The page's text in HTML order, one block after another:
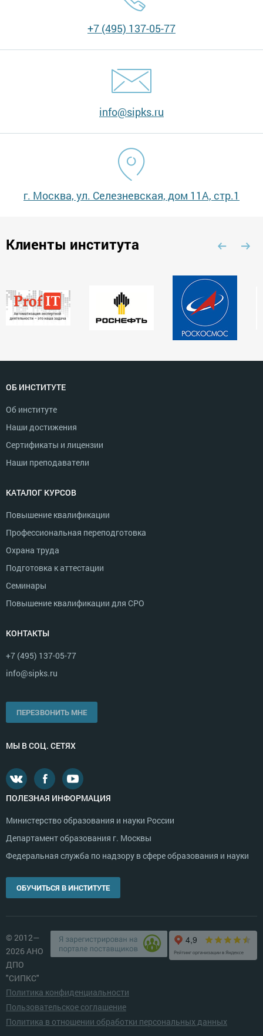
+7 (495) 137-05-77
info@sipks.ru
г. Москва, ул. Селезневская, дом 11А, стр.1
Клиенты института
ОБ ИНСТИТУТЕ
Об институте
Наши достижения
Сертификаты и лицензии
Наши преподаватели
КАТАЛОГ КУРСОВ
Повышение квалификации
Профессиональная переподготовка
Охрана труда
Подготовка к аттестации
Семинары
Повышение квалификации для СРО
КОНТАКТЫ
+7 (495) 137-05-77
info@sipks.ru
ПЕРЕЗВОНИТЬ МНЕ
МЫ В СОЦ. СЕТЯХ
ПОЛЕЗНАЯ ИНФОРМАЦИЯ
Министерство образования и науки России
Департамент образования г. Москвы
Федеральная служба по надзору в сфере образования и науки
ОБУЧИТЬСЯ В ИНСТИТУТЕ
© 2012—
2026 АНО
ДПО
"СИПКС"
Политика конфиденциальности
Пользовательское соглашение
Политика в отношении обработки персональных данных